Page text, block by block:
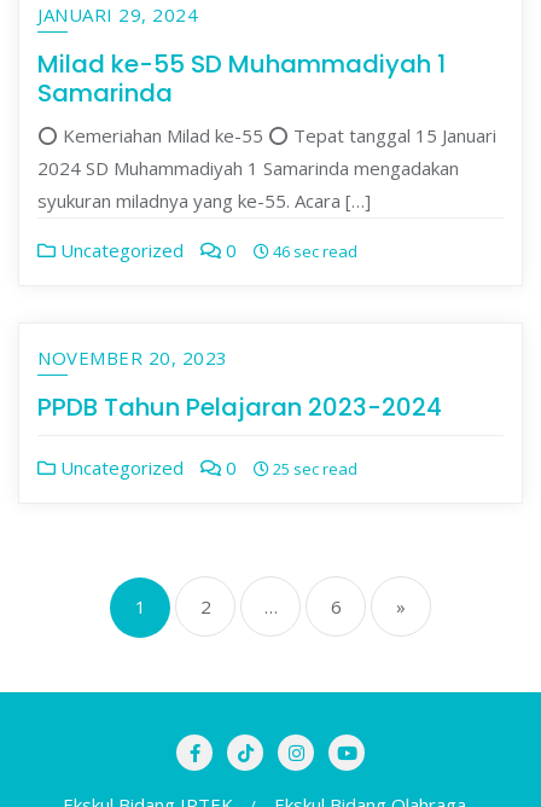
JANUARI 29, 2024
Milad ke-55 SD Muhammadiyah 1
Samarinda
⭕ Kemeriahan Milad ke-55 ⭕ Tepat tanggal 15 Januari
2024 SD Muhammadiyah 1 Samarinda mengadakan
syukuran miladnya yang ke-55. Acara […]
Uncategorized 0 46 sec read
NOVEMBER 20, 2023
PPDB Tahun Pelajaran 2023-2024
Uncategorized 0 25 sec read
Navigasi
pos
1 2 … 6 »